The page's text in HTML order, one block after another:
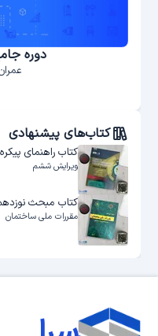
دوره
کتاب‌های پیشنهادی
کتاب راهنمای
ویرایش ششم
کتاب مبحث
مقررات ملی ساختمان